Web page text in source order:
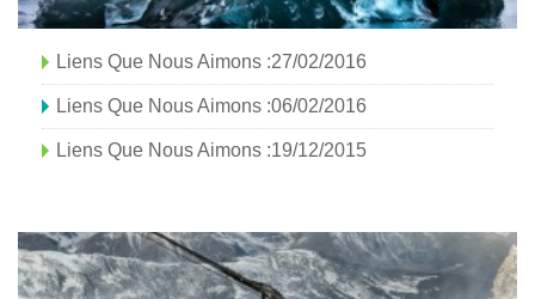
Liens Que Nous Aimons :27/02/2016
Liens Que Nous Aimons :06/02/2016
Liens Que Nous Aimons :19/12/2015